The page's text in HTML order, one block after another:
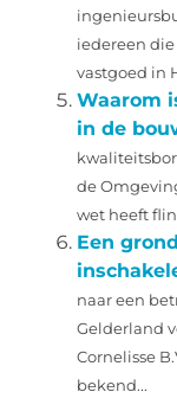
iedereen
vastgoed in
Waarom
in de
de
wet heeft
Een
naar een
Gelderland
Cornelisse
bekend...